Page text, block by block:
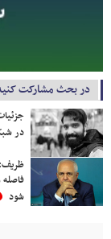
در بحث مشارکت
در
ظریف:
شود